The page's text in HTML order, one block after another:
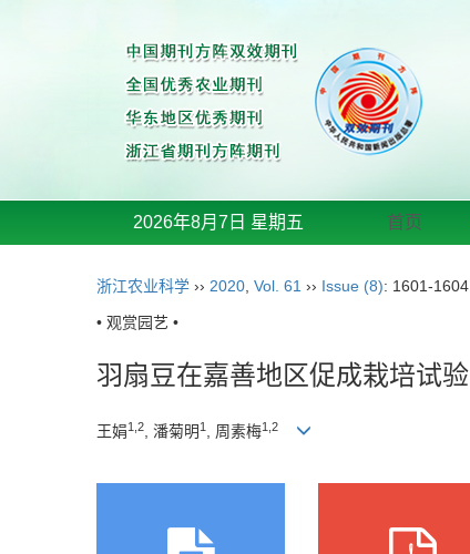
2026年8月7日 星期五 首页
浙江农业科学 ›› 2020 Vol. 61 ›› Issue (8): 1601-1604.
• 观赏园艺 •
羽扇豆在嘉善地区促成栽培试验
王娟1,2, 潘菊明 1 , 周素梅1,2